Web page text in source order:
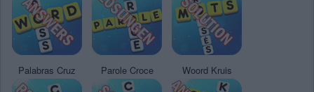
Palabras Cruz Parole Croce Woord Kruis